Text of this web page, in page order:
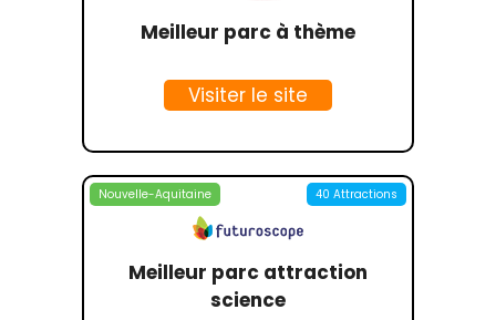
Meilleur parc à thème
Visiter le site
Nouvelle-Aquitaine 40 Attractions
Meilleur parc attraction
science